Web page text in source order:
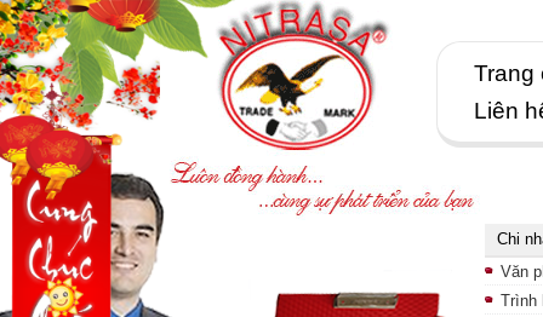
Trang
Liên
Chi
Văn
Trình